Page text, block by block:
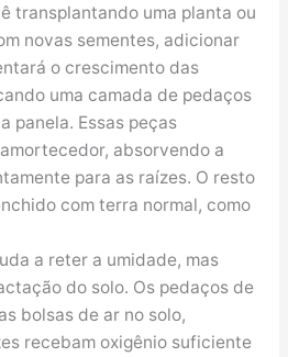
transplantando uma planta ou
novas sementes, adicionar
o crescimento das
uma camada de pedaços
panela. Essas peças
absorvendo a
para as raízes. O resto
com terra normal, como
a reter a umidade, mas
do solo. Os pedaços de
bolsas de ar no solo,
recebam oxigênio suficiente